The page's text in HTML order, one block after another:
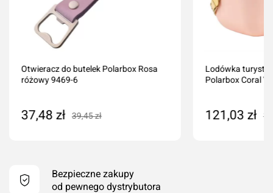
Otwieracz do butelek Polarbox Rosa
różowy 9469-6
37,48 zł 39,45 zł
Lodówka
Polarbox Coral
121,03 zł
Bezpieczne zakupy
od pewnego dystrybutora